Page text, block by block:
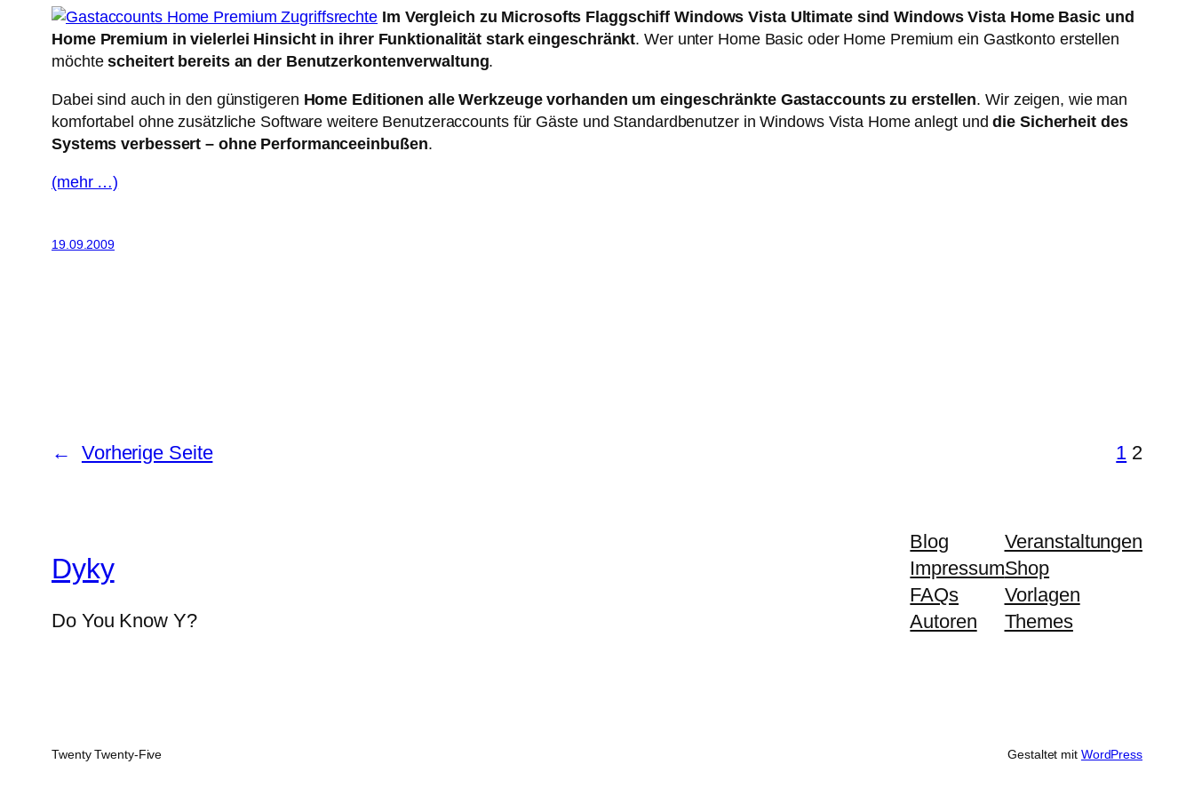
Im Vergleich zu Microsofts Flaggschiff Windows Vista Ultimate sind Windows Vista Home Basic und
Home Premium in vielerlei Hinsicht in ihrer Funktionalität stark eingeschränkt. Wer unter Home Basic oder Home Premium ein Gastkonto erstellen
möchtescheitert bereits an der Benutzerkontenverwaltung.
Dabei sind auch in den günstigeren Home Editionen alle Werkzeuge vorhanden um eingeschränkte Gastaccounts zu erstellen. Wir zeigen, wie man
komfortabel ohne zusätzliche Software weitere Benutzeraccounts für Gäste und Standardbenutzer in Windows Vista Home anlegt unddie Sicherheit des
Systems verbessert – ohne Performanceeinbußen.
(mehr …)
19.09.2009
← Vorherige Seite 1 2
Dyky
Do You Know Y?
Blog
Impressum
FAQs
Autoren
Veranstaltungen
Shop
Vorlagen
Themes
Twenty Twenty-Five Gestaltet mit WordPress